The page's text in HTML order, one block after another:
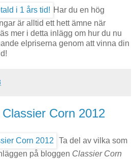
Har du en hög
är alltid ett hett ämne när
mer i detta inlägg om hur du nu
elpriserna genom att vinna din
Corn 2012
Ta del av vilka som
på bloggen Classier Corn